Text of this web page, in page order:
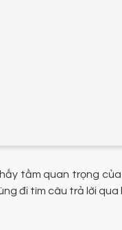
tầm quan trọng
đi tìm câu trả lời